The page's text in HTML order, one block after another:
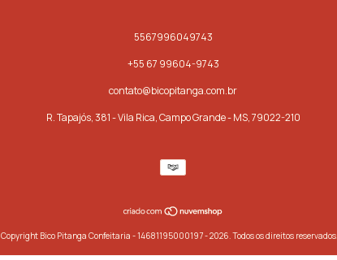
5567996049743
+55 67 99604-9743
contato@bicopitanga.com.br
R. Tapajós, 381 - Vila Rica, Campo Grande - MS, 79022-210
Copyright Bico Pitanga Confeitaria - 14681195000197 - 2026. Todos os direitos reservados.